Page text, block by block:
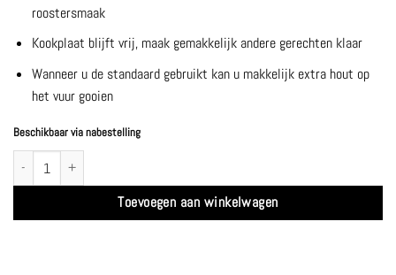
roostersmaak
Kookplaat blijft vrij, maak gemakkelijk andere gerechten klaar
Wanneer u de standaard gebruikt kan u makkelijk extra hout op
het vuur gooien
Beschikbaar via nabestelling
Grill rond XL - Ofyr aantal
Toevoegen aan winkelwagen